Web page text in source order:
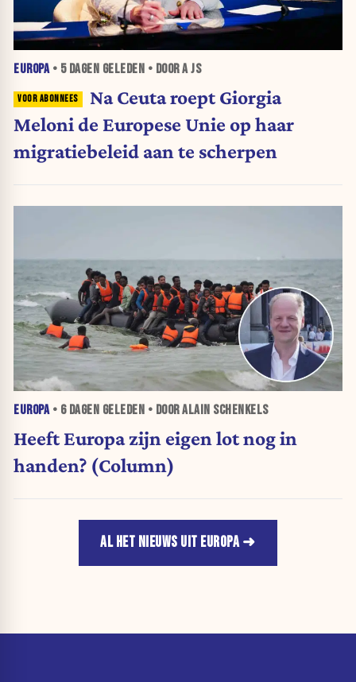
EUROPA• 5 DAGEN GELEDEN • DOOR A JS
Na Ceuta roept Giorgia
Meloni de Europese Unie op haar
migratiebeleid aan te scherpen
EUROPA• 6 DAGEN GELEDEN • DOOR ALAIN SCHENKELS
Heeft Europa zijn eigen lot nog in
handen? (Column)
AL HET NIEUWS UIT EUROPA